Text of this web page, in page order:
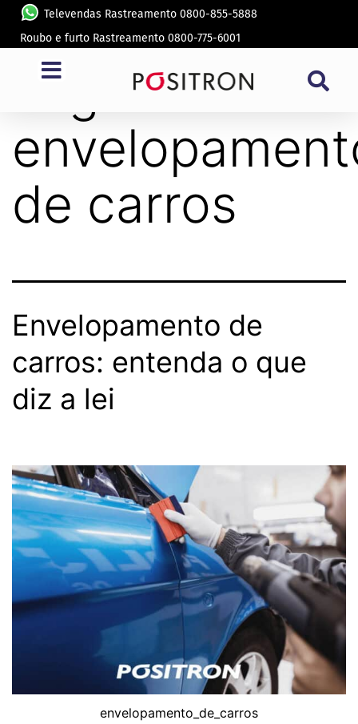
Televendas Rastreamento 0800-855-5888
Roubo e furto Rastreamento 0800-775-6001
Tag:
de carros
Envelopamento de
carros: entenda o que
diz a lei
envelopamento_de_carros